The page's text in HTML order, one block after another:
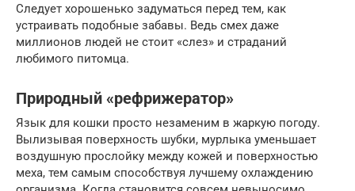
Следует хорошенько задуматься перед тем, как
устраивать подобные забавы. Ведь смех даже
миллионов людей не стоит «слез» и страданий
любимого питомца.
Природный «рефрижератор»
Язык для кошки просто незаменим в жаркую погоду.
Вылизывая поверхность шубки, мурлыка уменьшает
воздушную прослойку между кожей и поверхностью
меха, тем самым способствуя лучшему охлаждению